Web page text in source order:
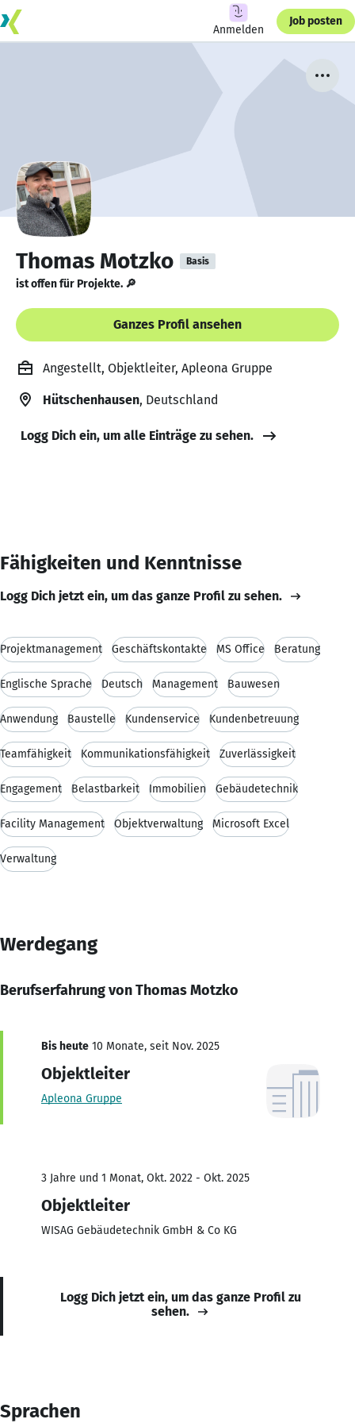
Anmelden
Job posten
Thomas Motzko Basis
ist offen für Projekte. 🔎
Ganzes Profil ansehen
Angestellt, Objektleiter, Apleona Gruppe
Hütschenhausen, Deutschland
Logg Dich ein, um alle Einträge zu sehen.
Fähigkeiten und Kenntnisse
Logg Dich jetzt ein, um das ganze Profil zu sehen.
Projektmanagement Geschäftskontakte MS Office Beratung
Englische Sprache Deutsch Management Bauwesen
Anwendung Baustelle Kundenservice Kundenbetreuung
Teamfähigkeit Kommunikationsfähigkeit Zuverlässigkeit
Engagement Belastbarkeit Immobilien Gebäudetechnik
Facility Management Objektverwaltung Microsoft Excel
Verwaltung
Werdegang
Berufserfahrung von Thomas Motzko
Bis heute 10 Monate, seit Nov. 2025
Objektleiter
Apleona Gruppe
3 Jahre und 1 Monat, Okt. 2022 - Okt. 2025
Objektleiter
WISAG Gebäudetechnik GmbH & Co KG
Logg Dich jetzt ein, um das ganze Profil zu
sehen.
Sprachen